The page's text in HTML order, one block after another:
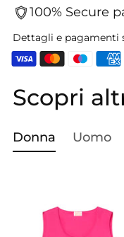
100% Secure
Dettagli e pagamenti
Aggiungere
un
al
Scopri
Donna Uomo